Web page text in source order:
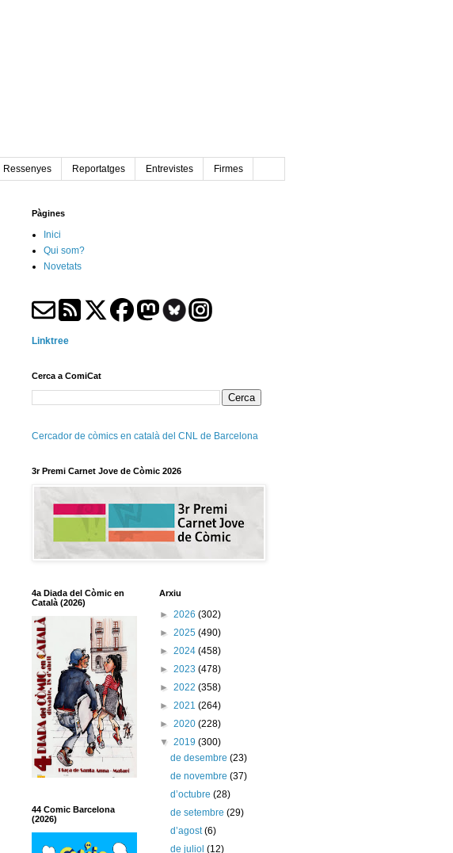
Ressenyes Reportatges Entrevistes Firmes
Pàgines
Inici
Qui som?
Novetats
Linktree
Cerca a ComiCat
Cercador de còmics en català del CNL de Barcelona
3r Premi Carnet Jove de Còmic 2026
4a Diada del Còmic en
Català (2026)
44 Comic Barcelona
(2026)
Arxiu
► 2026 (302)
► 2025 (490)
► 2024 (458)
► 2023 (478)
► 2022 (358)
► 2021 (264)
► 2020 (228)
▼ 2019 (300)
de desembre(23)
de novembre(37)
d’octubre(28)
de setembre(29)
d’agost(6)
de juliol(12)